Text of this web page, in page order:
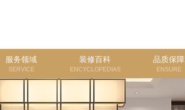
服务领域
SERVICE
装修百科
ENCYCLOPEDIAS
品质保障
ENSURE